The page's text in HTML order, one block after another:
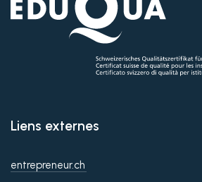
Liens externes
entrepreneur.ch